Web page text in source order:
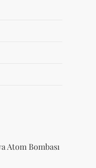
Atom Bombası